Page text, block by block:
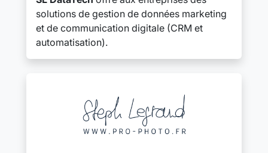
solutions de gestion de données marketing
et de communication digitale (CRM et
automatisation).